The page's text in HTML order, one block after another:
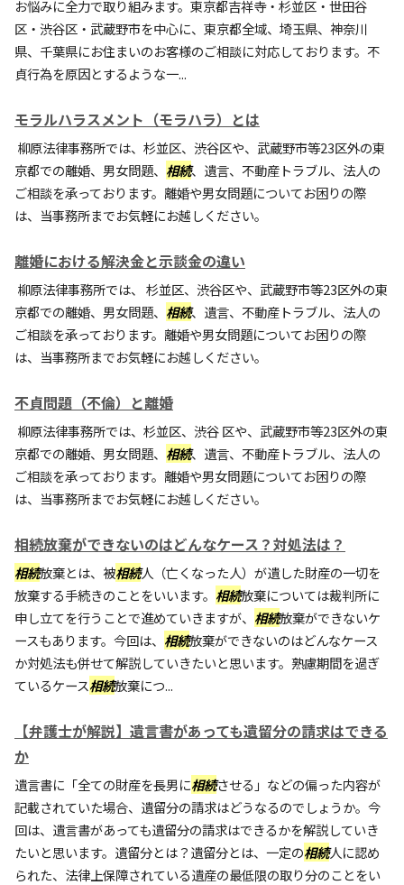
お悩みに全力で取り組みます。東京都吉祥寺・杉並区・世田谷
区・渋谷区・武蔵野市を中心に、東京都全域、埼玉県、神奈川
県、千葉県にお住まいのお客様のご相談に対応しております。不
貞行為を原因とするような一...
モラルハラスメント（モラハラ）とは
柳原法律事務所では、杉並区、渋谷区や、武蔵野市等23区外の東
京都での離婚、男女問題、 相続、遺言、不動産トラブル、法人の
ご相談を承っております。離婚や男女問題についてお困りの際
は、当事務所までお気軽にお越しください。
離婚における解決金と示談金の違い
柳原法律事務所では、 杉並区、渋谷区や、武蔵野市等23区外の東
京都での離婚、男女問題、 相続、遺言、不動産トラブル、法人の
ご相談を承っております。離婚や男女問題についてお困りの際
は、当事務所までお気軽にお越しください。
不貞問題（不倫）と離婚
柳原法律事務所では、杉並区、渋谷 区や、武蔵野市等23区外の東
京都での離婚、男女問題、 相続、遺言、不動産トラブル、法人の
ご相談を承っております。離婚や男女問題についてお困りの際
は、当事務所までお気軽にお越しください。
相続放棄ができないのはどんなケース？対処法は？
相続放棄とは、被相続人（亡くなった人）が遺した財産の一切を
放棄する手続きのことをいいます。 相続放棄については裁判所に
申し立てを行うことで進めていきますが、 相続放棄ができないケ
ースもあります。今回は、 相続放棄ができないのはどんなケース
か対処法も併せて解説していきたいと思います。熟慮期間を過ぎ
ているケース相続放棄につ...
【弁護士が解説】遺言書があっても遺留分の請求はできる
か
遺言書に「全ての財産を長男に相続させる」などの偏った内容が
記載されていた場合、遺留分の請求はどうなるのでしょうか。今
回は、遺言書があっても遺留分の請求はできるかを解説していき
たいと思います。遺留分とは？遺留分とは、一定の相続人に認め
られた、法律上保障されている遺産の最低限の取り分のことをい